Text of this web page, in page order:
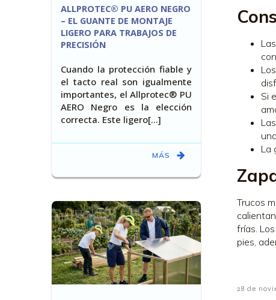
ALLPROTEC® PU AERO NEGRO
– EL GUANTE DE MONTAJE
LIGERO PARA TRABAJOS DE
PRECISIÓN
Cuando la protección fiable y
el tacto real son igualmente
importantes, el Allprotec® PU
AERO Negro es la elección
correcta. Este ligero[…]
MÁS
Si
La
Trucos
frías.
pies,
28 de